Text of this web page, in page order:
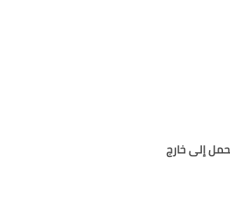
إلى خارج